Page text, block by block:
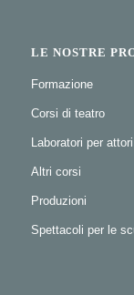
LE NOSTRE
Formazione
Corsi di teatro
Laboratori per attori
Altri corsi
Produzioni
Spettacoli per le